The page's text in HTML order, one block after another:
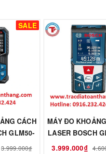
SALE
CÁCH
GLM50-
3.999.000₫
MÁY ĐO
LASER BOSCH
3.999.000₫